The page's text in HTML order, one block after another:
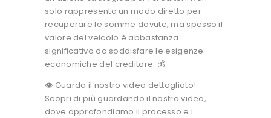
solo rappresenta un modo diretto per
recuperare le somme dovute, ma spesso il
valore del veicolo è abbastanza
significativo da soddisfare le esigenze
economiche del creditore. 💰
👁️ Guarda il nostro video dettagliato!
Scopri di più guardando il nostro video,
dove approfondiamo il processo e i